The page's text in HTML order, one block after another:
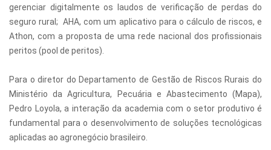
gerenciar digitalmente os laudos de verificação de perdas do
seguro rural; AHA, com um aplicativo para o cálculo de riscos, e
Athon, com a proposta de uma rede nacional dos profissionais
peritos (pool de peritos).
Para o diretor do Departamento de Gestão de Riscos Rurais do
Ministério da Agricultura, Pecuária e Abastecimento (Mapa),
Pedro Loyola, a interação da academia com o setor produtivo é
fundamental para o desenvolvimento de soluções tecnológicas
aplicadas ao agronegócio brasileiro.